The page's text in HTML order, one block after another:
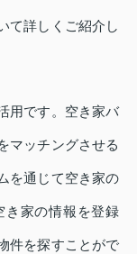
て詳しくご紹介し
用です。空き家バ
マッチングさせる
を通じて空き家の
き家の情報を登録
件を探すことがで